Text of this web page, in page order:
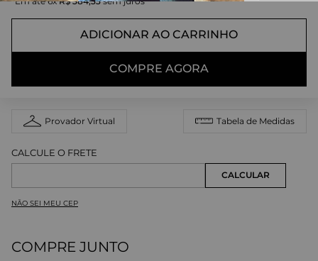
ADICIONAR AO CARRINHO
COMPRE AGORA
Provador Virtual Tabela de Medidas
NÃO SEI MEU CEP
COMPRE JUNTO